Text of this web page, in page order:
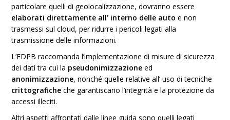
particolare quelli di geolocalizzazione, dovranno essere
elaborati direttamente all’ interno delle auto e non
trasmessi sul cloud, per ridurre i pericoli legati alla
trasmissione delle informazioni.
L’EDPB raccomanda l’implementazione di misure di sicurezza
dei dati tra cui la pseudonimizzazione ed
anonimizzazione, nonché quelle relative all’ uso di tecniche
crittografiche che garantiscano l’integrità e la protezione da
accessi illeciti.
Altri aspetti affrontati dalle linee guida sono quelli legati